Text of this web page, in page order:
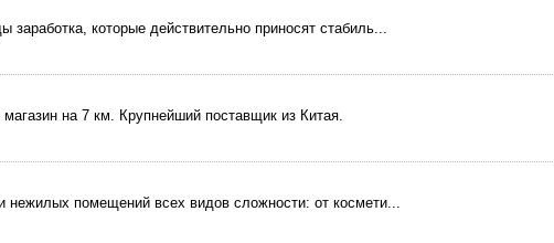
которые действительно приносят стабиль...
на 7 км. Крупнейший поставщик из Китая.
помещений всех видов сложности: от космети...